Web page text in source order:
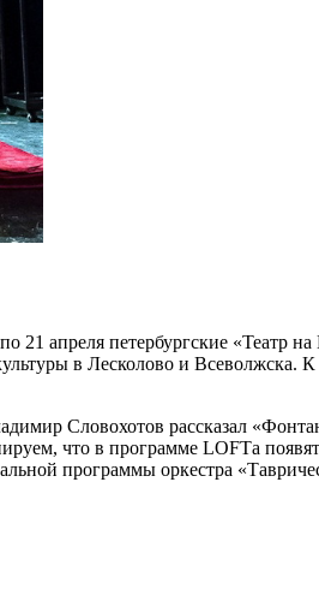
апреля петербургские «Театр
в Лесколово и
Словохотов рассказал
что в программе LOFTа
программы оркестра